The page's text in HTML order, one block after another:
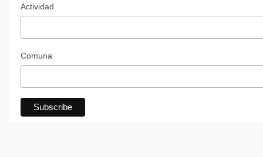
Actividad
Comuna